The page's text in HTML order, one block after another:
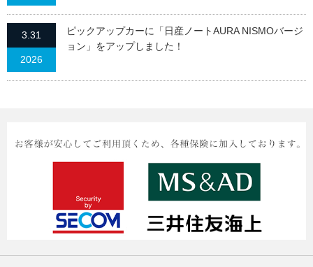
3.31
2026
ピックアップカーに「日産ノートAURA NISMOバージ
ョン」をアップしました！